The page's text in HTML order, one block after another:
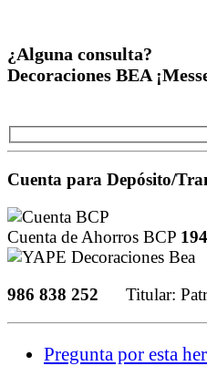
¿Alguna consulta?
Decoraciones BEA
Cuenta para Depósito/
Cuenta de Ahorros BCP
986 838 252 Titular:
Pregunta por esta